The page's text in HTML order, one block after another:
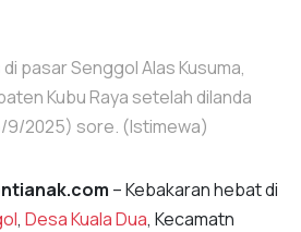
pasar Senggol Alas Kusuma,
Kubu Raya setelah dilanda
9/2025) sore. (Istimewa)
– Kebakaran hebat di
, Desa Kuala Dua, Kecamatn